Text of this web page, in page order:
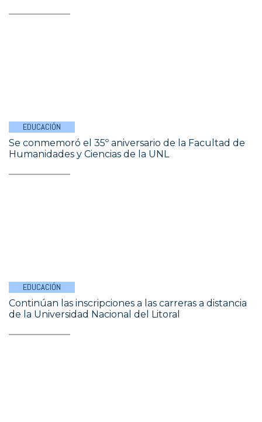
EDUCACIÓN
Se conmemoró el 35º aniversario de la Facultad de
Humanidades y Ciencias de la UNL
EDUCACIÓN
Continúan las inscripciones a las carreras a distancia
de la Universidad Nacional del Litoral